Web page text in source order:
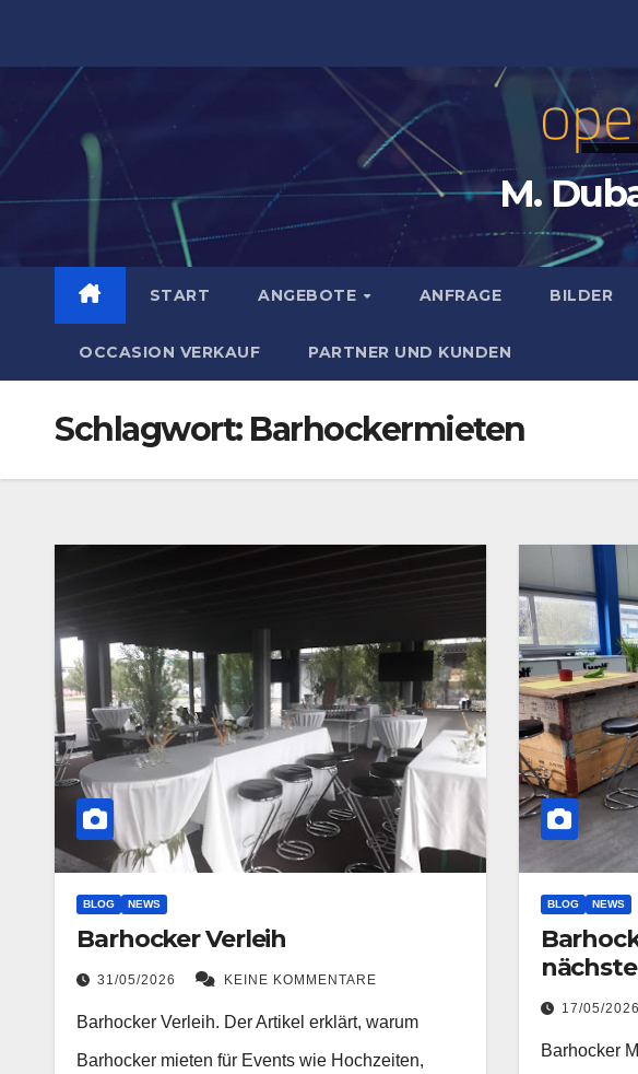
M.
START ANGEBOTE ANFRAGE BILDER
OCCASION VERKAUF PARTNER UND KUNDEN
Schlagwort: Barhockermieten
BLOG NEWS
Barhocker Verleih
31/05/2026 KEINE KOMMENTARE
Barhocker Verleih. Der Artikel erklärt, warum
Barhocker mieten für Events wie Hochzeiten,
BLOG NEWS
17/05/2026
Barhocker